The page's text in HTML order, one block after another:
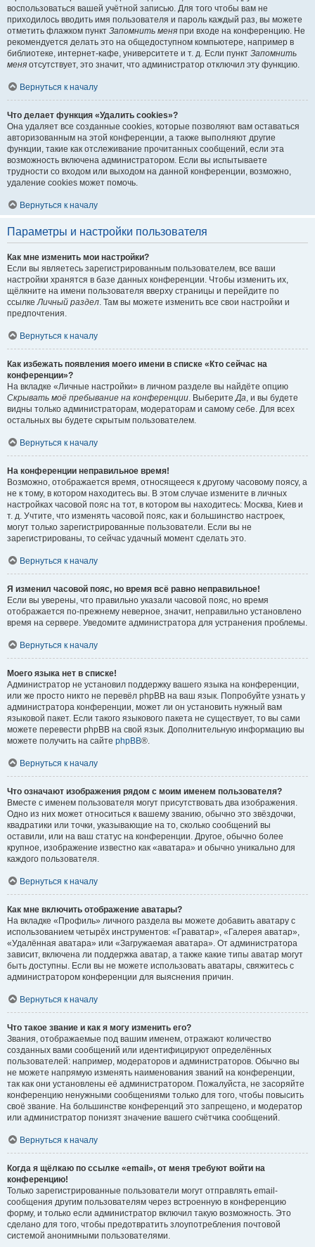
воспользоваться вашей учётной записью. Для того чтобы вам не
приходилось вводить имя пользователя и пароль каждый раз, вы можете
отметить флажком пункт Запомнить меня при входе на конференцию. Не
рекомендуется делать это на общедоступном компьютере, например в
библиотеке, интернет-кафе, университете и т. д. Если пункт Запомнить
меня отсутствует, это значит, что администратор отключил эту функцию.
Вернуться к началу
Что делает функция «Удалить cookies»?
Она удаляет все созданные cookies, которые позволяют вам оставаться
авторизованным на этой конференции, а также выполняют другие
функции, такие как отслеживание прочитанных сообщений, если эта
возможность включена администратором. Если вы испытываете
трудности со входом или выходом на данной конференции, возможно,
удаление cookies может помочь.
Вернуться к началу
Параметры и настройки пользователя
Как мне изменить мои настройки?
Если вы являетесь зарегистрированным пользователем, все ваши
настройки хранятся в базе данных конференции. Чтобы изменить их,
щёлкните на имени пользователя вверху страницы и перейдите по
ссылкеЛичный раздел. Там вы можете изменить все свои настройки и
предпочтения.
Вернуться к началу
Как избежать появления моего имени в списке «Кто сейчас на
конференции»?
На вкладке «Личные настройки» в личном разделе вы найдёте опцию
Скрывать моё пребывание на конференции. ВыберитеДа, и вы будете
видны только администраторам, модераторам и самому себе. Для всех
остальных вы будете скрытым пользователем.
Вернуться к началу
На конференции неправильное время!
Возможно, отображается время, относящееся к другому часовому поясу, а
не к тому, в котором находитесь вы. В этом случае измените в личных
настройках часовой пояс на тот, в котором вы находитесь: Москва, Киев и
т. д. Учтите, что изменять часовой пояс, как и большинство настроек,
могут только зарегистрированные пользователи. Если вы не
зарегистрированы, то сейчас удачный момент сделать это.
Вернуться к началу
Я изменил часовой пояс, но время всё равно неправильное!
Если вы уверены, что правильно указали часовой пояс, но время
отображается по-прежнему неверное, значит, неправильно установлено
время на сервере. Уведомите администратора для устранения проблемы.
Вернуться к началу
Моего языка нет в списке!
Администратор не установил поддержку вашего языка на конференции,
или же просто никто не перевёл phpBB на ваш язык. Попробуйте узнать у
администратора конференции, может ли он установить нужный вам
языковой пакет. Если такого языкового пакета не существует, то вы сами
можете перевести phpBB на свой язык. Дополнительную информацию вы
можете получить на сайте phpBB®.
Вернуться к началу
Что означают изображения рядом с моим именем пользователя?
Вместе с именем пользователя могут присутствовать два изображения.
Одно из них может относиться к вашему званию, обычно это звёздочки,
квадратики или точки, указывающие на то, сколько сообщений вы
оставили, или на ваш статус на конференции. Другое, обычно более
крупное, изображение известно как «аватара» и обычно уникально для
каждого пользователя.
Вернуться к началу
Как мне включить отображение аватары?
На вкладке «Профиль» личного раздела вы можете добавить аватару с
использованием четырёх инструментов: «Граватар», «Галерея аватар»,
«Удалённая аватара» или «Загружаемая аватара». От администратора
зависит, включена ли поддержка аватар, а также какие типы аватар могут
быть доступны. Если вы не можете использовать аватары, свяжитесь с
администратором конференции для выяснения причин.
Вернуться к началу
Что такое звание и как я могу изменить его?
Звания, отображаемые под вашим именем, отражают количество
созданных вами сообщений или идентифицируют определённых
пользователей: например, модераторов и администраторов. Обычно вы
не можете напрямую изменять наименования званий на конференции,
так как они установлены её администратором. Пожалуйста, не засоряйте
конференцию ненужными сообщениями только для того, чтобы повысить
своё звание. На большинстве конференций это запрещено, и модератор
или администратор понизят значение вашего счётчика сообщений.
Вернуться к началу
Когда я щёлкаю по ссылке «email», от меня требуют войти на
конференцию!
Только зарегистрированные пользователи могут отправлять email-
сообщения другим пользователям через встроенную в конференцию
форму, и только если администратор включил такую возможность. Это
сделано для того, чтобы предотвратить злоупотребления почтовой
системой анонимными пользователями.